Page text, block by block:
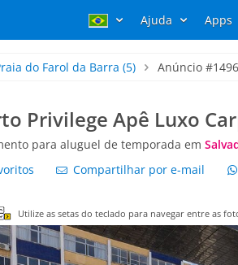
Ajuda Apps
do Farol da Barra (5) Anúncio
Privilege Apê Luxo
para aluguel de temporada em
Compartilhar por e-mail
Utilize as setas do teclado para navegar entre as